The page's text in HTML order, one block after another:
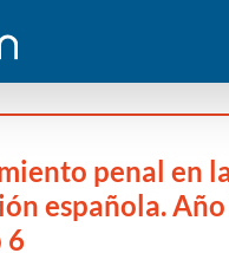
penal en
española. Año
6